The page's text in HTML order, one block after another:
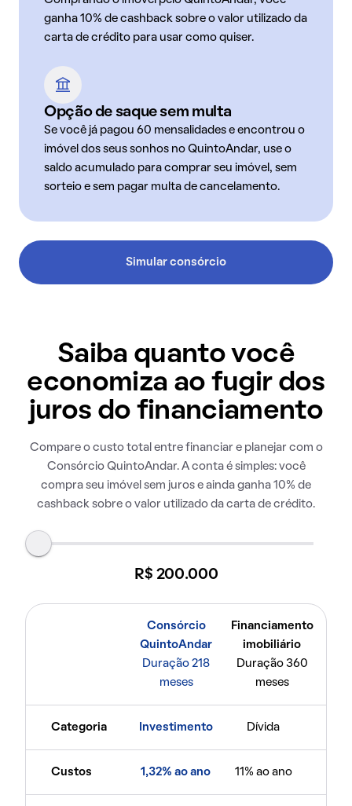
ganha 10% de cashback sobre o valor utilizado da
carta de crédito para usar como quiser.
Opção de saque sem multa
Se você já pagou 60 mensalidades e encontrou o
imóvel dos seus sonhos no QuintoAndar, use o
saldo acumulado para comprar seu imóvel, sem
sorteio e sem pagar multa de cancelamento.
Simular consórcio
Saiba quanto você
economiza ao fugir dos
juros do financiamento
Compare o custo total entre financiar e planejar com o
Consórcio QuintoAndar. A conta é simples: você
compra seu imóvel sem juros e ainda ganha 10% de
cashback sobre o valor utilizado da carta de crédito.
R$ 200.000
Consórcio
QuintoAndar
Duração 218
meses
Financiamento
imobiliário
Duração 360
meses
Categoria Investimento Dívida
Custos 1,32% ao ano 11% ao ano